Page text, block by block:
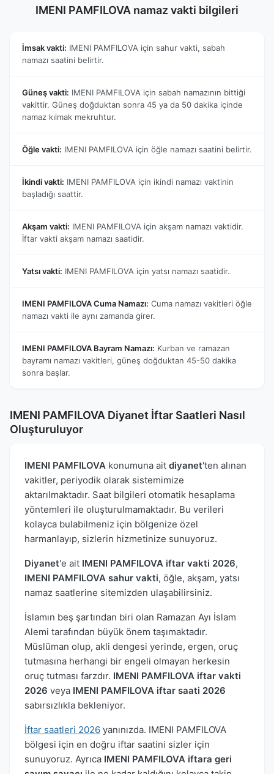
IMENI PAMFILOVA namaz vakti bilgileri
İmsak vakti: IMENI PAMFILOVA için sahur vakti, sabah
namazı saatini belirtir.
Güneş vakti: IMENI PAMFILOVA için sabah namazının bittiği
vakittir. Güneş doğduktan sonra 45 ya da 50 dakika içinde
namaz kılmak mekruhtur.
Öğle vakti: IMENI PAMFILOVA için öğle namazı saatini belirtir.
İkindi vakti: IMENI PAMFILOVA için ikindi namazı vaktinin
başladığı saattir.
Akşam vakti: IMENI PAMFILOVA için akşam namazı vaktidir.
İftar vakti akşam namazı saatidir.
Yatsı vakti: IMENI PAMFILOVA için yatsı namazı saatidir.
IMENI PAMFILOVA Cuma Namazı: Cuma namazı vakitleri öğle
namazı vakti ile aynı zamanda girer.
IMENI PAMFILOVA Bayram Namazı: Kurban ve ramazan
bayramı namazı vakitleri, güneş doğduktan 45-50 dakika
sonra başlar.
IMENI PAMFILOVA Diyanet İftar Saatleri Nasıl
Oluşturuluyor
IMENI PAMFILOVA konumuna ait diyanet'ten alınan
vakitler, periyodik olarak sistemimize
aktarılmaktadır. Saat bilgileri otomatik hesaplama
yöntemleri ile oluşturulmamaktadır. Bu verileri
kolayca bulabilmeniz için bölgenize özel
harmanlayıp, sizlerin hizmetinize sunuyoruz.
Diyanet'e ait IMENI PAMFILOVA iftar vakti 2026,
IMENI PAMFILOVA sahur vakti, öğle, akşam, yatsı
namaz saatlerine sitemizden ulaşabilirsiniz.
İslamın beş şartından biri olan Ramazan Ayı İslam
Alemi tarafından büyük önem taşımaktadır.
Müslüman olup, akli dengesi yerinde, ergen, oruç
tutmasına herhangi bir engeli olmayan herkesin
oruç tutması farzdır. IMENI PAMFILOVA iftar vakti
2026 veya IMENI PAMFILOVA iftar saati 2026
sabırsızlıkla bekleniyor.
İftar saatleri 2026 yanınızda. IMENI PAMFILOVA
bölgesi için en doğru iftar saatini sizler için
sunuyoruz. Ayrıca IMENI PAMFILOVA iftara geri